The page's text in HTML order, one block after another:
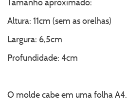
Tamanho aproximado:
Altura: 11cm (sem as orelhas)
Largura: 6,5cm
Profundidade: 4cm
O molde cabe em uma folha A4.